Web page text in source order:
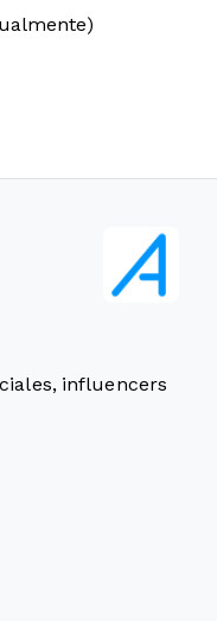
influencers